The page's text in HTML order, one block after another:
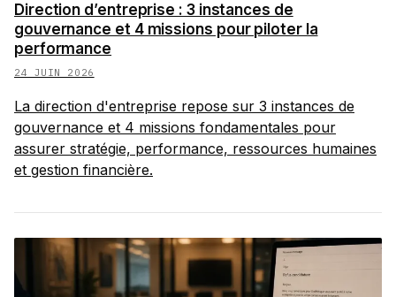
Direction d’entreprise : 3 instances de
gouvernance et 4 missions pour piloter la
performance
24 JUIN 2026
La direction d'entreprise repose sur 3 instances de
gouvernance et 4 missions fondamentales pour
assurer stratégie, performance, ressources humaines
et gestion financière.